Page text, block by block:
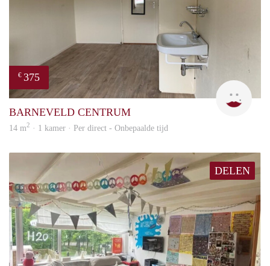
€ 375
BARNEVELD CENTRUM
14 m2 · 1 kamer · Per direct - Onbepaalde tijd
DELEN